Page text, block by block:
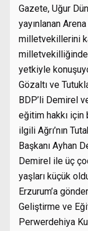
Gazete, Uğur
yayınlanan
milletvekillerini
yetkiyle
Gözaltı ve
BDP’li Demirel
eğitim hakkı için
ilgili Ağrı’nın
Başkanı Ayhan
Demirel ile üç
yaşları küçük
Erzurum’a
Geliştirme ve
Perwerdehiya